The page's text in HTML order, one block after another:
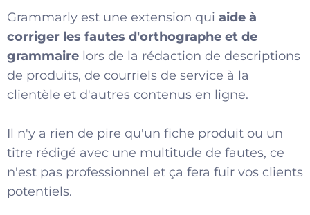
Grammarly est une extension qui aide à
corriger les fautes d'orthographe et de
grammaire lors de la rédaction de descriptions
de produits, de courriels de service à la
clientèle et d'autres contenus en ligne.
Il n'y a rien de pire qu'un fiche produit ou un
titre rédigé avec une multitude de fautes, ce
n'est pas professionnel et ça fera fuir vos clients
potentiels.